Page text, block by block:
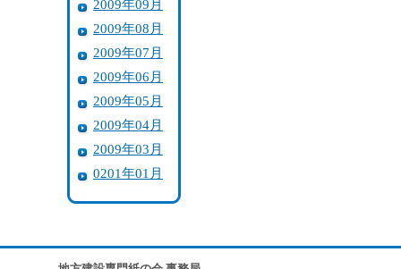
2009年09月
2009年08月
2009年07月
2009年06月
2009年05月
2009年04月
2009年03月
0201年01月